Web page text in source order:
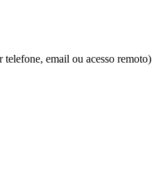
email ou acesso remoto)